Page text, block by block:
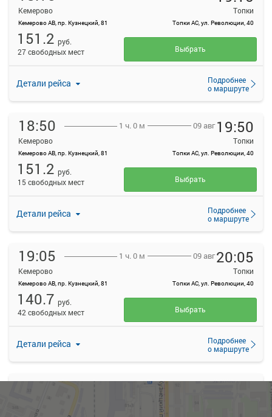
Кемерово
Кемерово АВ, пр. Кузнецкий, 81
Топки
Топки АС, ул. Революции, 40
Детали рейса
Подробнее
о маршруте
151.2 руб.
27 свободных мест
Выбрать
18:50
Кемерово
Кемерово АВ, пр. Кузнецкий, 81
1 ч. 0 м 09 авг 19:50
Топки
Топки АС, ул. Революции, 40
Детали рейса
Подробнее
о маршруте
151.2 руб.
15 свободных мест
Выбрать
19:05
Кемерово
Кемерово АВ, пр. Кузнецкий, 81
1 ч. 0 м 09 авг20:05
Топки
Топки АС, ул. Революции, 40
Детали рейса
Подробнее
о маршруте
140.7 руб.
42 свободных мест
Выбрать
20:00
Кемерово АВ, пр. Кузнецкий, 81
21:00